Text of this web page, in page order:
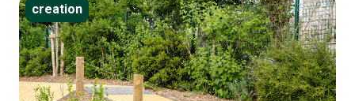
creation